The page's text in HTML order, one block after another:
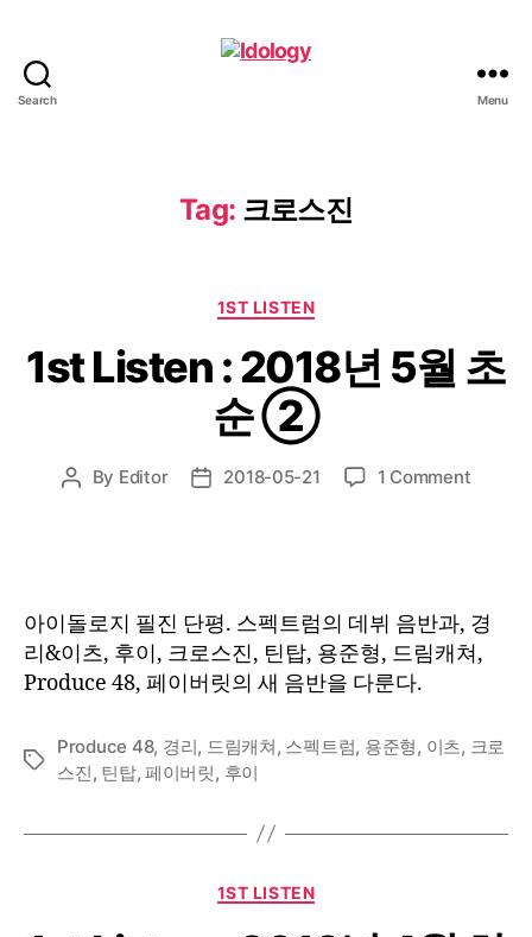
Search Menu
Tag: 크로스진
Categories
1ST LISTEN
1st Listen : 2018년 5월 초
순 ②
Post
By Editor
Post2018-05-21 1 Commenton
5
월
②
아이돌로지 필진 단평. 스펙트럼의 데뷔 음반과, 경
리&이츠, 후이, 크로스진, 틴탑, 용준형, 드림캐쳐,
Produce 48, 페이버릿의 새 음반을 다룬다.
Tags
Produce 48, 경리, 드림캐쳐, 스펙트럼, 용준형, 이츠, 크로
스진, 틴탑, 페이버릿, 후이
Categories
1ST LISTEN